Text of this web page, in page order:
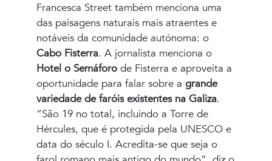
Francesca Street também menciona uma
das paisagens naturais mais atraentes e
notáveis da comunidade autónoma: o
Cabo Fisterra. A jornalista menciona o
Hotel o Semáforo de Fisterra e aproveita a
oportunidade para falar sobre a grande
variedade de faróis existentes na Galiza.
“São 19 no total, incluindo a Torre de
Hércules, que é protegida pela UNESCO e
data do século I. Acredita-se que seja o